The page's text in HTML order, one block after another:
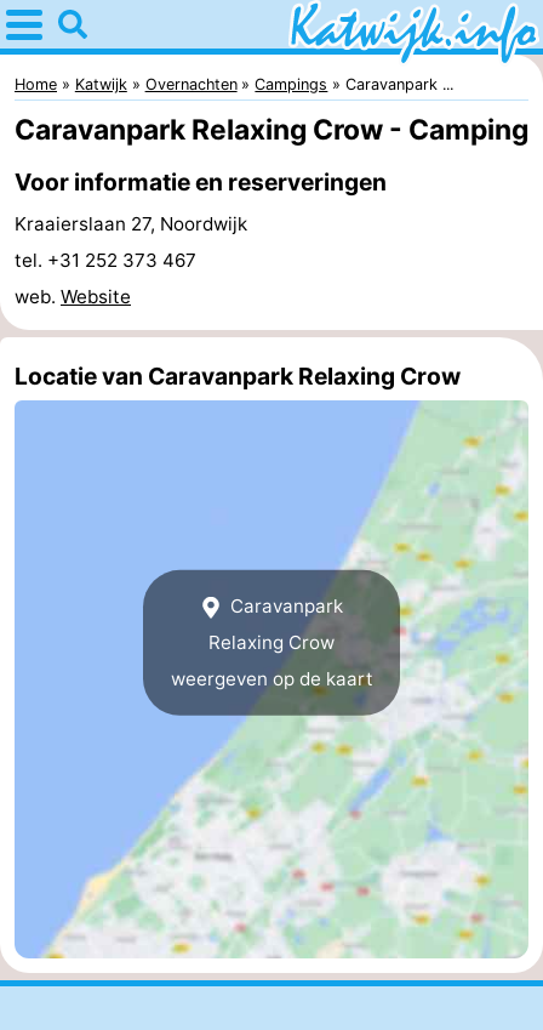
Home
Katwijk
Tips
Voor
Appartementen
Hotels
Bezienswaardigheden
Monumenten
-
Home Katwijk Overnachten Campings Caravanpark ...
Caravanpark Relaxing Crow - Camping
Voor informatie en reserveringen
Kraaierslaan 27, Noordwijk
tel. +31 252 373 467
web. Website
Locatie van Caravanpark Relaxing Crow
Caravanpark
Relaxing Crow
weergeven op de kaart